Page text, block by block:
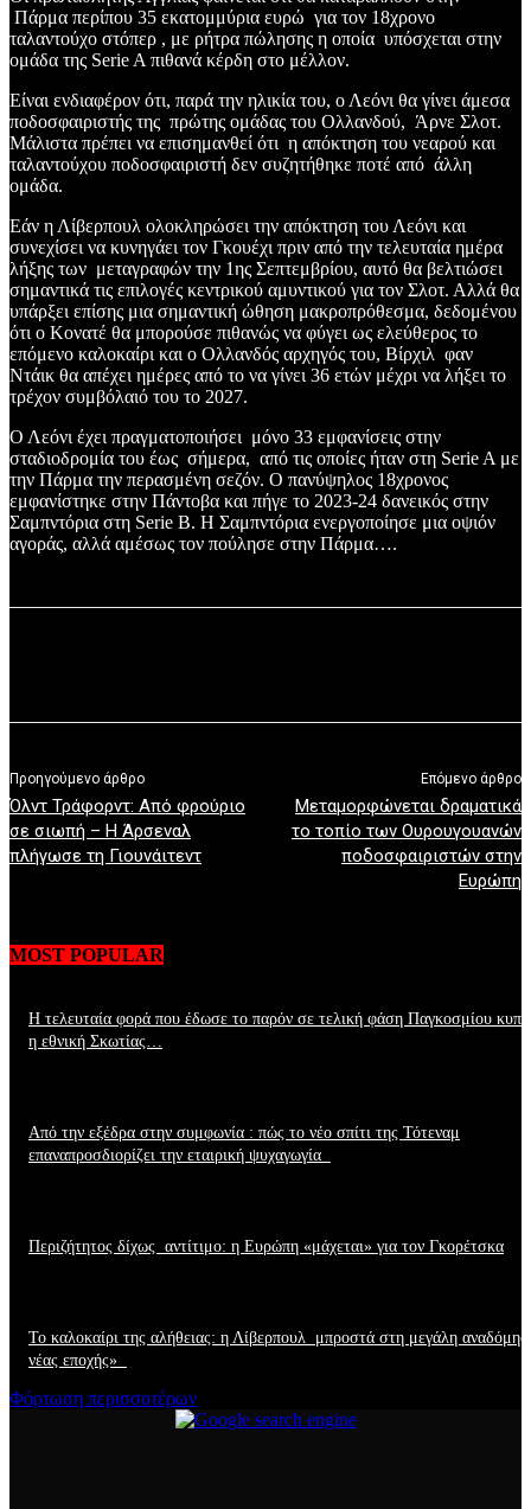
Πάρμα περίπου 35 εκατομμύρια ευρώ για τον 18χρονο
ταλαντούχο στόπερ , με ρήτρα πώλησης η οποία υπόσχεται στην
ομάδα της Serie A πιθανά κέρδη στο μέλλον.
Είναι ενδιαφέρον ότι, παρά την ηλικία του, ο Λεόνι θα γίνει άμεσα
ποδοσφαιριστής της πρώτης ομάδας του Ολλανδού, Άρνε Σλοτ.
Μάλιστα πρέπει να επισημανθεί ότι η απόκτηση του νεαρού και
ταλαντούχου ποδοσφαιριστή δεν συζητήθηκε ποτέ από άλλη
ομάδα.
Εάν η Λίβερπουλ ολοκληρώσει την απόκτηση του Λεόνι και
συνεχίσει να κυνηγάει τον Γκουέχι πριν από την τελευταία ημέρα
λήξης των μεταγραφών την 1ης Σεπτεμβρίου, αυτό θα βελτιώσει
σημαντικά τις επιλογές κεντρικού αμυντικού για τον Σλοτ. Αλλά θα
υπάρξει επίσης μια σημαντική ώθηση μακροπρόθεσμα, δεδομένου
ότι ο Κονατέ θα μπορούσε πιθανώς να φύγει ως ελεύθερος το
επόμενο καλοκαίρι και ο Ολλανδός αρχηγός του, Βίρχιλ φαν
Ντάικ θα απέχει ημέρες από το να γίνει 36 ετών μέχρι να λήξει το
τρέχον συμβόλαιό του το 2027.
Ο Λεόνι έχει πραγματοποιήσει μόνο 33 εμφανίσεις στην
σταδιοδρομία του έως σήμερα, από τις οποίες ήταν στη Serie A με
την Πάρμα την περασμένη σεζόν. Ο πανύψηλος 18χρονος
εμφανίστηκε στην Πάντοβα και πήγε το 2023-24 δανεικός στην
Σαμπντόρια στη Serie B. Η Σαμπντόρια ενεργοποίησε μια οψιόν
αγοράς, αλλά αμέσως τον πούλησε στην Πάρμα….
Προηγούμενο άρθρο
Όλντ Τράφορντ: Από φρούριο
σε σιωπή – Η Άρσεναλ
πλήγωσε τη Γιουνάιτεντ
Επόμενο άρθρο
Μεταμορφώνεται δραματικά
το τοπίο των Ουρουγουανών
ποδοσφαιριστών στην
Ευρώπη
MOST POPULAR
Η τελευταία φορά που έδωσε το παρόν σε τελική φάση Παγκοσμίου
η εθνική Σκωτίας…
Από την εξέδρα στην συμφωνία : πώς το νέο σπίτι της Τότεναμ
επαναπροσδιορίζει την εταιρική ψυχαγωγία
Περιζήτητος δίχως αντίτιμο: η Ευρώπη «μάχεται» για τον Γκορέτσκα
Το καλοκαίρι της αλήθειας: η Λίβερπουλ μπροστά στη μεγάλη
νέας εποχής»
Φόρτωση περισσοτέρων